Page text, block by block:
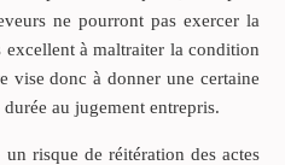
ne pourront pas exercer la
à maltraiter la condition
vise donc à donner une certaine
au jugement entrepris.
risque de réitération des actes